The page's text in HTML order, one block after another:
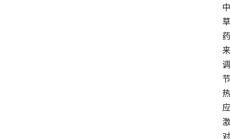
中
草
药
来
调
节
热
应
激
对